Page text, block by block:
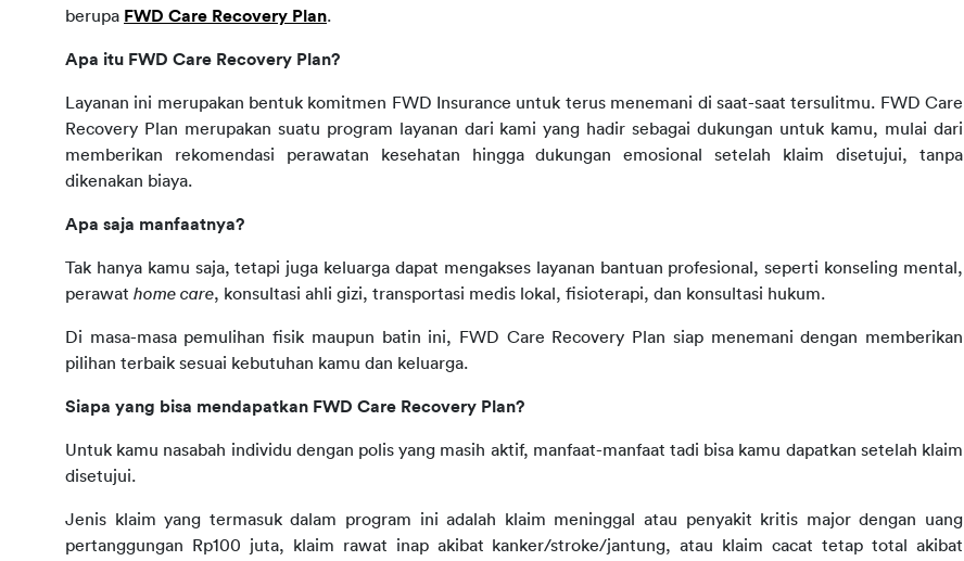
berupa FWD Care Recovery Plan.
Apa itu FWD Care Recovery Plan?
Layanan ini merupakan bentuk komitmen FWD Insurance untuk terus menemani di saat-saat tersulitmu. FWD Care
Recovery Plan merupakan suatu program layanan dari kami yang hadir sebagai dukungan untuk kamu, mulai dari
memberikan rekomendasi perawatan kesehatan hingga dukungan emosional setelah klaim disetujui, tanpa
dikenakan biaya.
Apa saja manfaatnya?
Tak hanya kamu saja, tetapi juga keluarga dapat mengakses layanan bantuan profesional, seperti konseling mental,
perawat home care, konsultasi ahli gizi, transportasi medis lokal, fisioterapi, dan konsultasi hukum.
Di masa-masa pemulihan fisik maupun batin ini, FWD Care Recovery Plan siap menemani dengan memberikan
pilihan terbaik sesuai kebutuhan kamu dan keluarga.
Siapa yang bisa mendapatkan FWD Care Recovery Plan?
Untuk kamu nasabah individu dengan polis yang masih aktif, manfaat-manfaat tadi bisa kamu dapatkan setelah klaim
disetujui.
Jenis klaim yang termasuk dalam program ini adalah klaim meninggal atau penyakit kritis major dengan uang
pertanggungan
Rp100 juta, klaim rawat inap akibat kanker/stroke/jantung, atau klaim cacat tetap total akibat